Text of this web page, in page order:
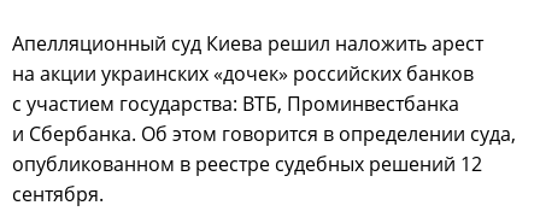
Апелляционный суд Киева решил наложить арест
на акции украинских «дочек» российских банков
с участием государства: ВТБ, Проминвестбанка
и Сбербанка. Об этом говорится в определении суда,
опубликованном в реестре судебных решений 12
сентября.